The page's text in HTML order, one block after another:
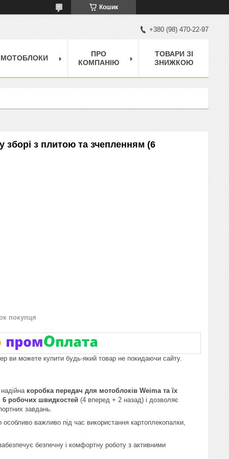
Кошик
+380 (98) 470-22-97
МОТОБЛОКИ
ПРО
КОМПАНІЮ
ТОВАРИ ЗІ
ЗНИЖКОЮ
зборі з плитою та зчепленням (6
покупця
ви можете купити будь-який товар не покидаючи сайту.
коробка передач для мотоблоків Weima та їх
6 робочих швидкостей (4 вперед + 2 назад) і дозволяє
завдань.
важливо під час використання картоплекопалки,
безпечну і комфортну роботу з активними